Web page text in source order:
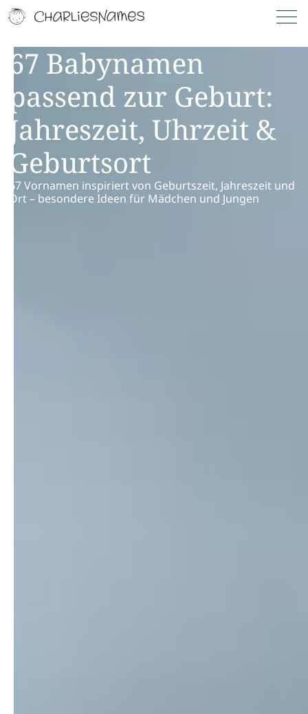
67 Babynamen
passend zur Geburt:
Jahreszeit, Uhrzeit &
Geburtsort
67 Vornamen inspiriert von Geburtszeit, Jahreszeit und
Ort – besondere Ideen für Mädchen und Jungen